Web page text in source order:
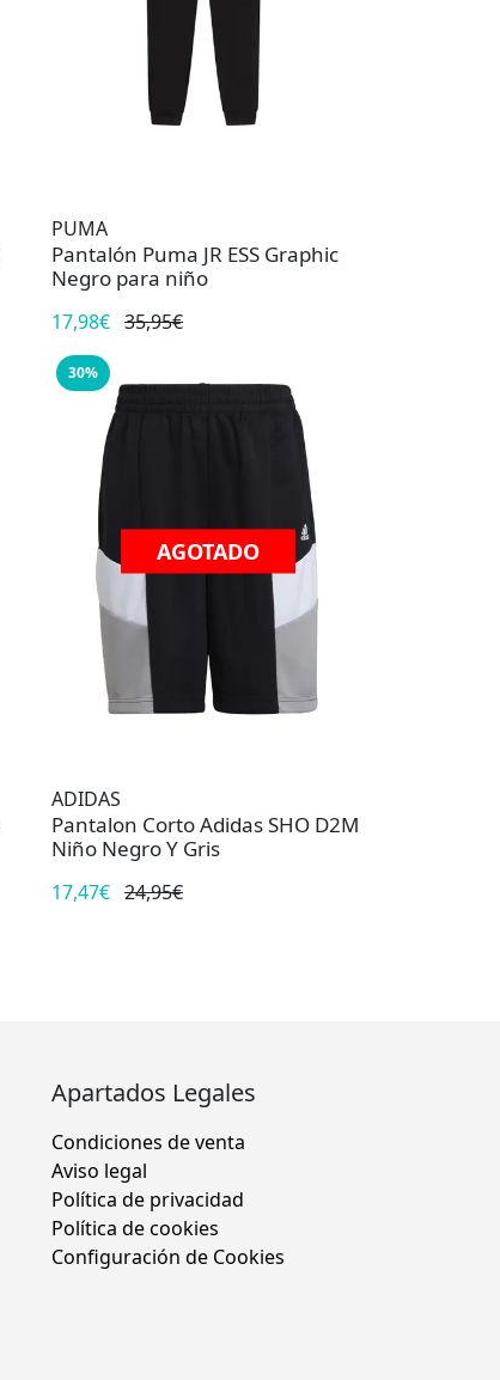
PUMA
Pantalón Puma JR ESS Graphic
Negro para niño
17,98€ 35,95€
30%
AGOTADO
ADIDAS
Pantalon Corto Adidas SHO D2M
Niño Negro Y Gris
17,47€ 24,95€
Apartados Legales
Condiciones de venta
Aviso legal
Política de privacidad
Política de cookies
Configuración de Cookies